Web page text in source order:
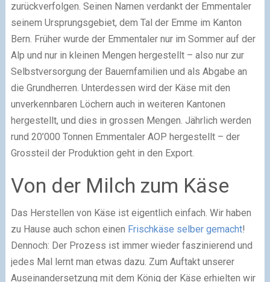
zurückverfolgen. Seinen Namen verdankt der Emmentaler
seinem Ursprungsgebiet, dem Tal der Emme im Kanton
Bern. Früher wurde der Emmentaler nur im Sommer auf der
Alp und nur in kleinen Mengen hergestellt – also nur zur
Selbstversorgung der Bauernfamilien und als Abgabe an
die Grundherren. Unterdessen wird der Käse mit den
unverkennbaren Löchern auch in weiteren Kantonen
hergestellt, und dies in grossen Mengen. Jährlich werden
rund 20’000 Tonnen Emmentaler AOP hergestellt – der
Grossteil der Produktion geht in den Export.
Von der Milch zum Käse
Das Herstellen von Käse ist eigentlich einfach. Wir haben
zu Hause auch schon einen Frischkäse selber gemacht!
Dennoch: Der Prozess ist immer wieder faszinierend und
jedes Mal lernt man etwas dazu. Zum Auftakt unserer
Auseinandersetzung mit dem König der Käse erhielten wir